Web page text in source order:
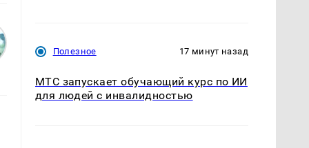
Полезное 17 минут назад
МТС запускает обучающий курс по ИИ
для людей с инвалидностью